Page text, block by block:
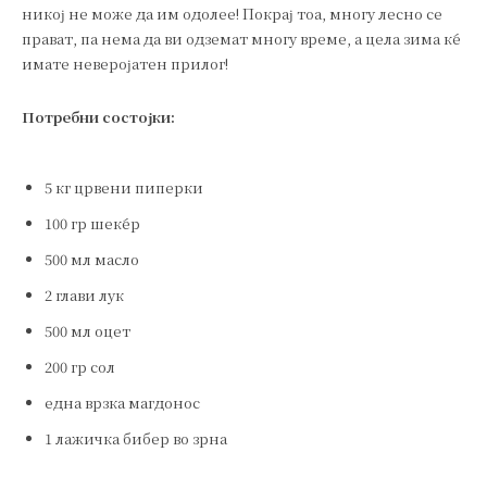
никој не може да им одолее! Покрај тоа, многу лесно се
прават, па нема да ви одземат многу време, а цела зима ќе
имате неверојатен прилог!
Потребни состојки:
5 кг црвени пиперки
100 гр шеќер
500 мл масло
2 глави лук
500 мл оцет
200 гр сол
една врзка магдонос
1 лажичка бибер во зрна